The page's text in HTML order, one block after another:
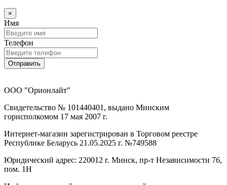
×
Имя
Телефон
Отправить
ООО "Орионлайт"
Свидетельство № 101440401, выдано Минским
горисполкомом 17 мая 2007 г.
Интернет-магазин зарегистрирован в Торговом реестре
Республике Беларусь 21.05.2025 г. №749588
Юридический адрес: 220012 г. Минск, пр-т Независимости 76,
пом. 1Н